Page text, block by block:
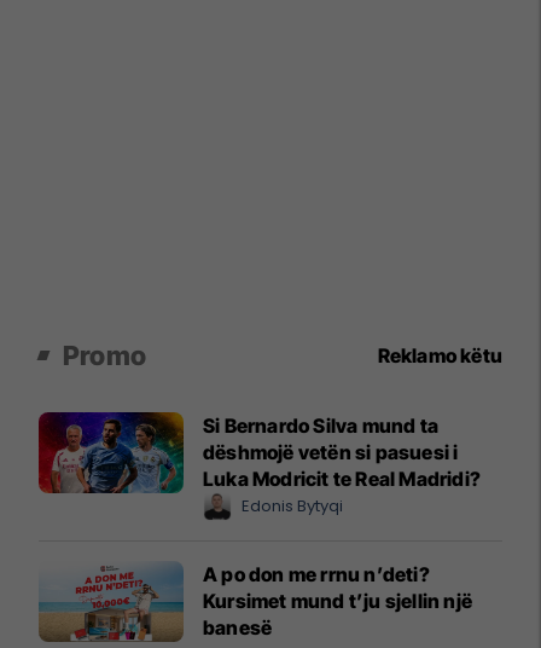
Promo Reklamo këtu
Si Bernardo Silva mund ta
dëshmojë vetën si pasuesi i
Luka Modricit te Real Madridi?
Edonis Bytyqi
A po don me rrnu n’deti?
Kursimet mund t’ju sjellin një
banesë